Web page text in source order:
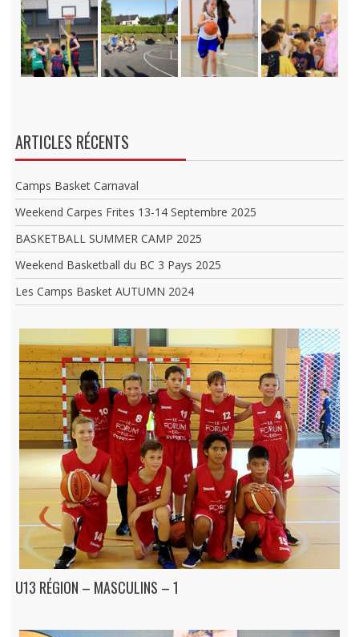
ARTICLES RÉCENTS
Camps Basket Carnaval
Weekend Carpes Frites 13-14 Septembre 2025
BASKETBALL SUMMER CAMP 2025
Weekend Basketball du BC 3 Pays 2025
Les Camps Basket AUTUMN 2024
U13 RÉGION – MASCULINS – 1